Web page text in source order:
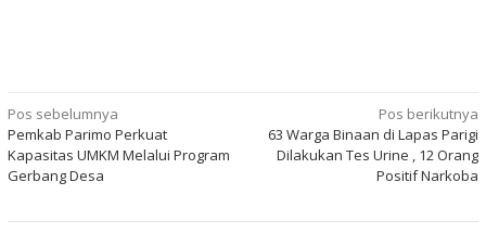
Navigasi
pos
Pos sebelumnya
Pemkab Parimo Perkuat
Kapasitas UMKM Melalui Program
Gerbang Desa
Pos berikutnya
63 Warga Binaan di Lapas Parigi
Dilakukan Tes Urine , 12 Orang
Positif Narkoba